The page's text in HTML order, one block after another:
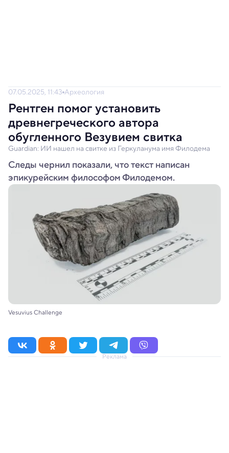
07.05.2025, 11:43 Археология
Рентген помог установить
древнегреческого автора
обугленного Везувием свитка
Guardian: ИИ нашел на свитке из Геркуланума имя Филодема
Следы чернил показали, что текст написан
эпикурейским философом Филодемом.
Vesuvius Challenge
Реклама